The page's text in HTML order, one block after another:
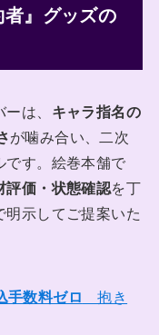
』グッズの
は、 キャラ指名の
が噛み合い、二次
です。絵巻本舗で
評価・状態確認を丁
明示してご提案いた
手数料ゼロ 抱き